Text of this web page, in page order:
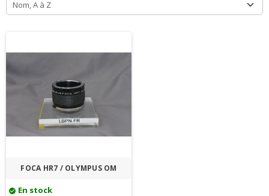
Nom, A à Z
FOCA HR7 / OLYMPUS OM
check_circle En stock